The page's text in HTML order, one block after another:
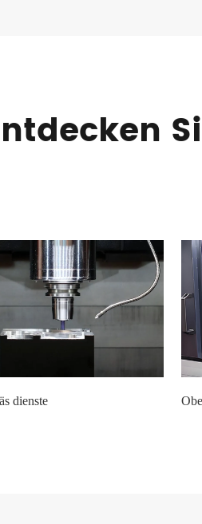
dienste